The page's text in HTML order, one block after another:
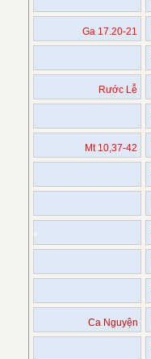
Ga 17.20-21
Rước Lễ
Mt 10,37-42
Ca Nguyện